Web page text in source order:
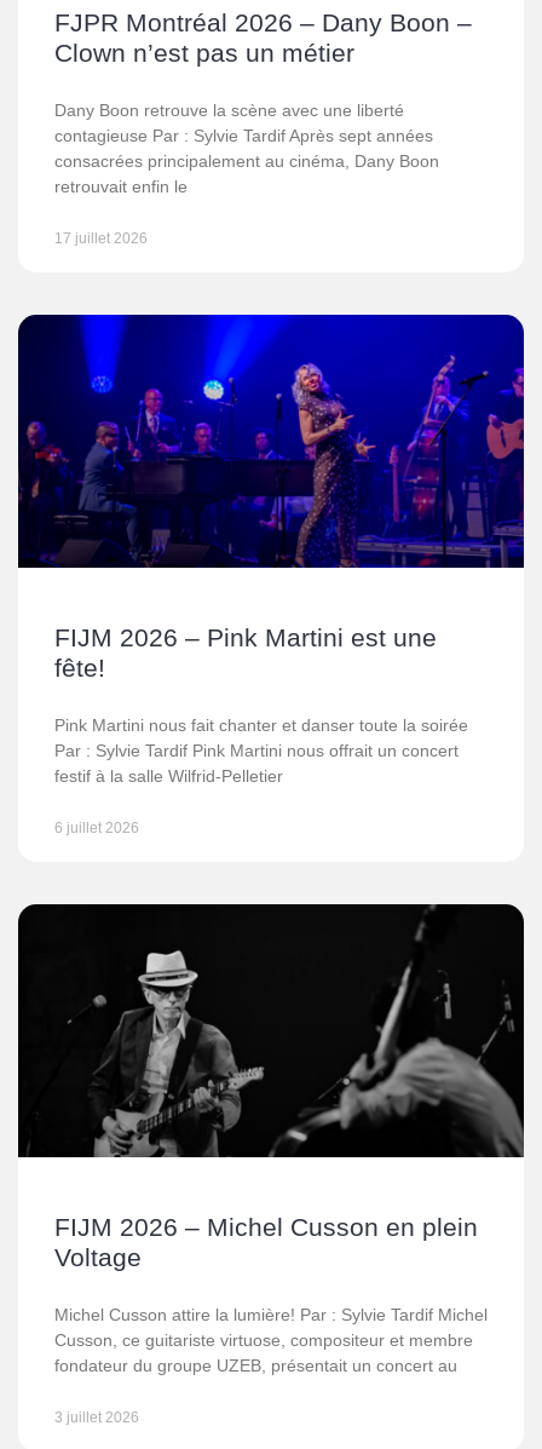
FJPR Montréal 2026 – Dany Boon –
Clown n’est pas un métier
Dany Boon retrouve la scène avec une liberté
contagieuse Par : Sylvie Tardif Après sept années
consacrées principalement au cinéma, Dany Boon
retrouvait enfin le
17 juillet 2026
FIJM 2026 – Pink Martini est une
fête!
Pink Martini nous fait chanter et danser toute la soirée
Par : Sylvie Tardif Pink Martini nous offrait un concert
festif à la salle Wilfrid-Pelletier
6 juillet 2026
FIJM 2026 – Michel Cusson en plein
Voltage
Michel Cusson attire la lumière! Par : Sylvie Tardif Michel
Cusson, ce guitariste virtuose, compositeur et membre
fondateur du groupe UZEB, présentait un concert au
3 juillet 2026